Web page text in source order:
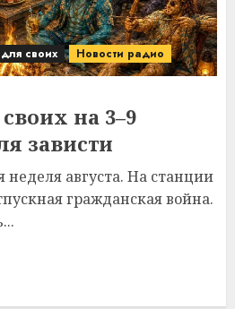
своих Новости радио
на 3–9
зависти
августа. На станции
гражданская война.